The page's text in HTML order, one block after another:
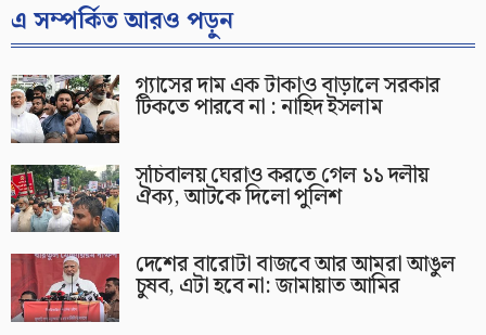
এ সম্পর্কিত আরও পড়ুন
গ্যাসের দাম এক টাকাও বাড়ালে সরকার
টিকতে পারবে না : নাহিদ ইসলাম
সচিবালয় ঘেরাও করতে গেল ১১ দলীয়
ঐক্য, আটকে দিলো পুলিশ
দেশের বারোটা বাজবে আর আমরা আঙুল
চুষব, এটা হবে না: জামায়াত আমির